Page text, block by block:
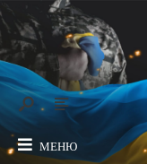
МЕНЮ